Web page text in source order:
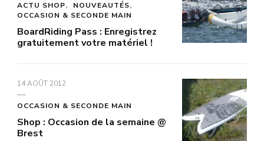
ACTU SHOP
NOUVEAUTÉS
OCCASION & SECONDE MAIN
BoardRiding Pass : Enregistrez
gratuitement votre matériel !
14 AOÛT 2012
OCCASION & SECONDE MAIN
Shop : Occasion de la semaine @
Brest